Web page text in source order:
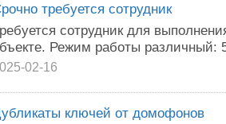
требуется сотрудник
сотрудник для
Режим работы различный:
02-16
ключей от домофонов